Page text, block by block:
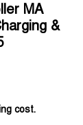
MA
&
cost.